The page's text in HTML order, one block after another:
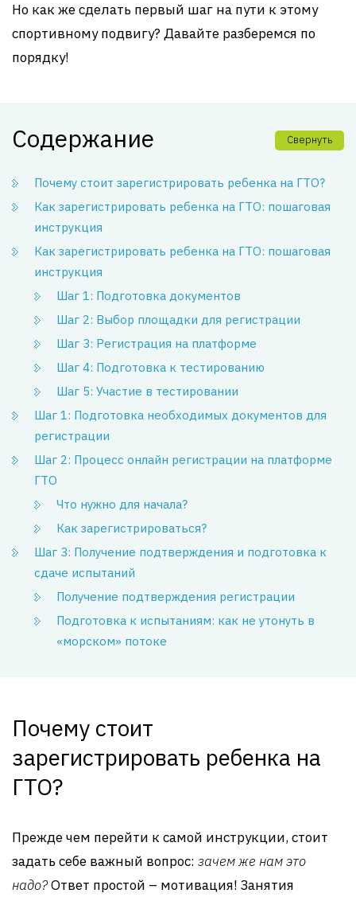
Но как же сделать первый шаг на пути к этому
спортивному подвигу? Давайте разберемся по
порядку!
Содержание Свернуть
Почему стоит зарегистрировать ребенка на ГТО?
Как зарегистрировать ребенка на ГТО: пошаговая
инструкция
Как зарегистрировать ребенка на ГТО: пошаговая
инструкция
Шаг 1: Подготовка документов
Шаг 2: Выбор площадки для регистрации
Шаг 3: Регистрация на платформе
Шаг 4: Подготовка к тестированию
Шаг 5: Участие в тестировании
Шаг 1: Подготовка необходимых документов для
регистрации
Шаг 2: Процесс онлайн регистрации на платформе
ГТО
Что нужно для начала?
Как зарегистрироваться?
Шаг 3: Получение подтверждения и подготовка к
сдаче испытаний
Получение подтверждения регистрации
Подготовка к испытаниям: как не утонуть в
«морском» потоке
Почему стоит
зарегистрировать ребенка на
ГТО?
Прежде чем перейти к самой инструкции, стоит
задать себе важный вопрос: зачем же нам это
надо?Ответ простой – мотивация! Занятия